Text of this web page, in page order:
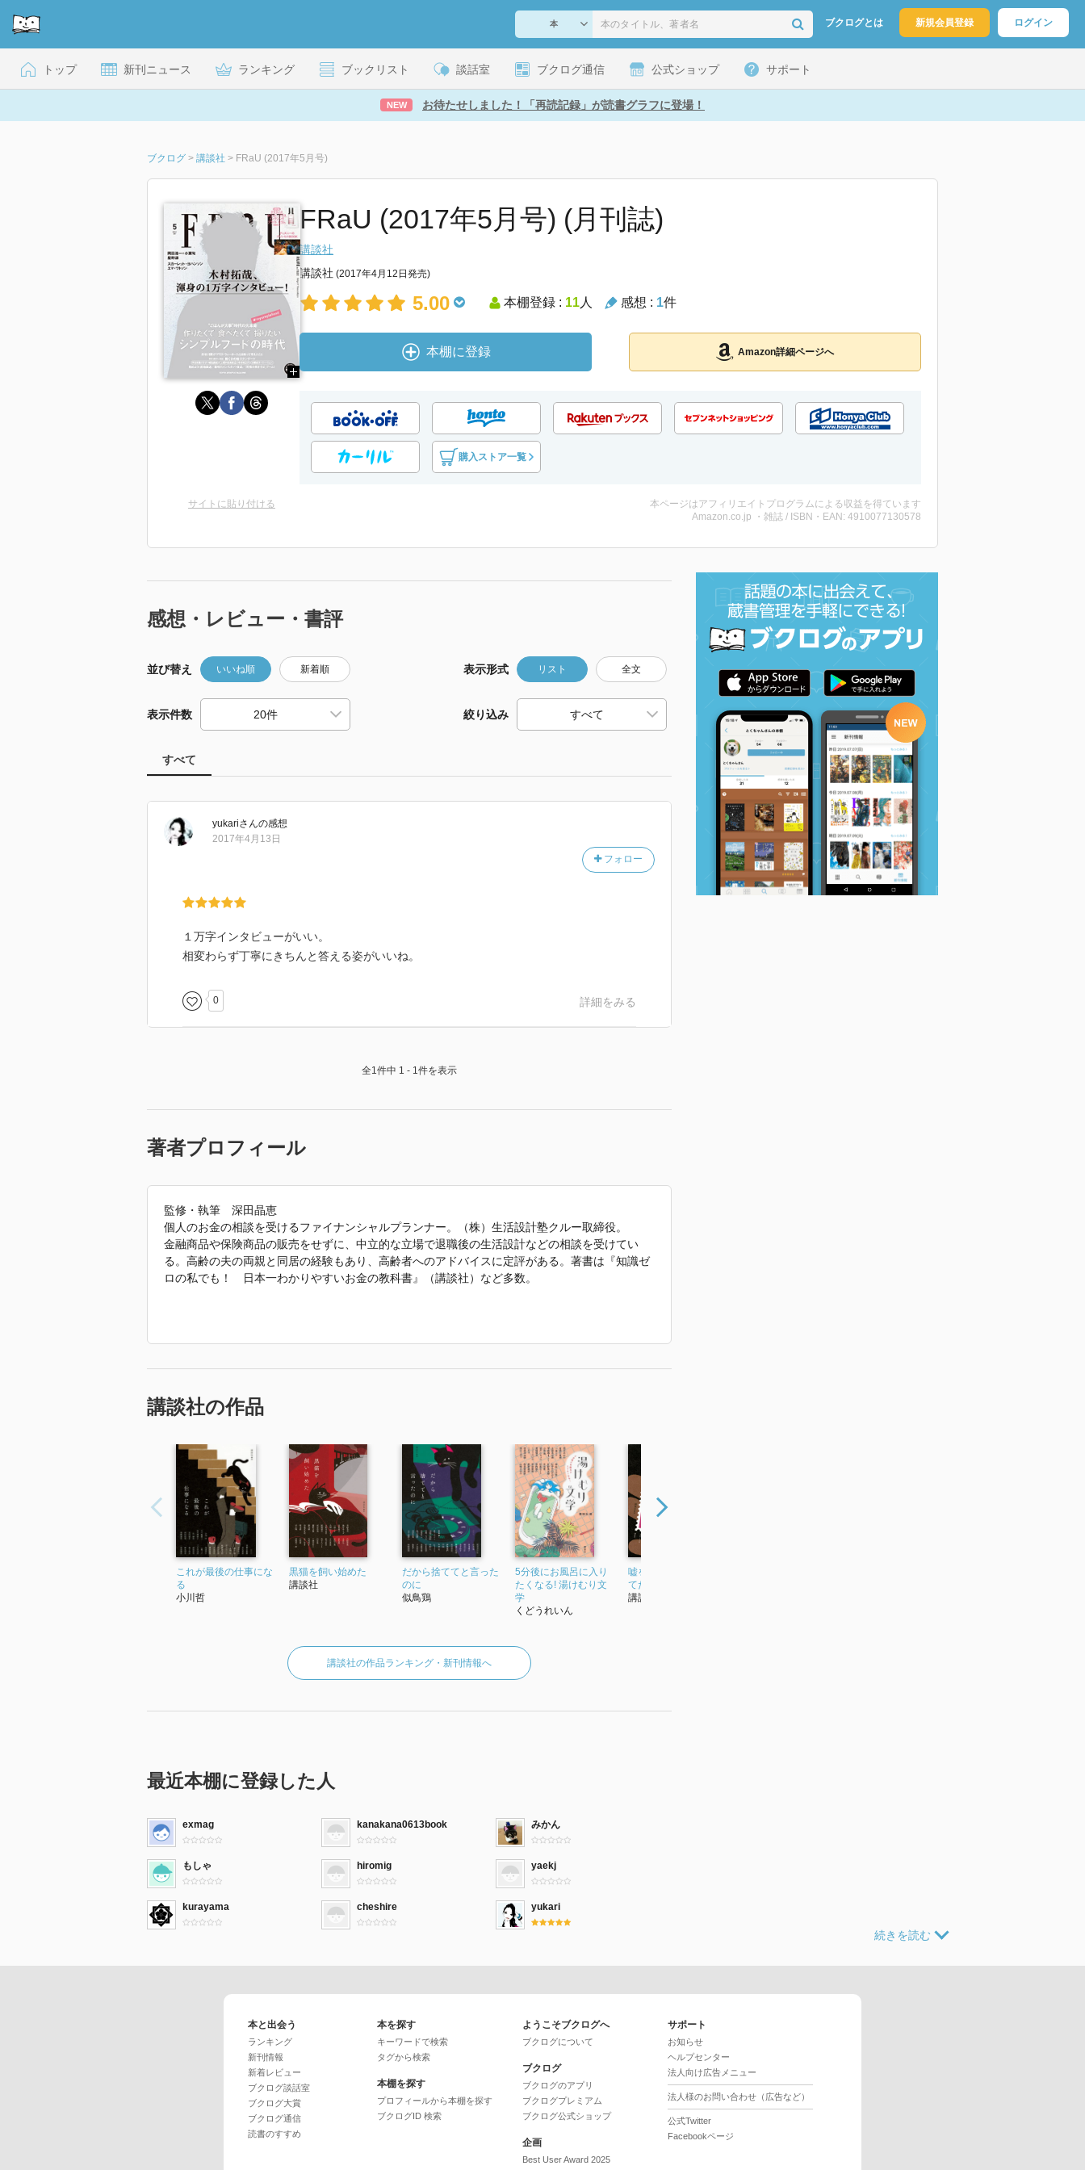
ブクログとは 新規会員登録 ログイン
トップ 新刊ニュース ランキング ブックリスト 談話室 ブクログ通信 公式ショップ サポート
NEW お待たせしました！「再読記録」が読書グラフに登場！
ブクログ > 講談社 > FRaU (2017年5月号)
FRaU (2017年5月号) (月刊誌)
講談社
講談社 (2017年4月12日発売)
5.00 本棚登録 : 11人 感想 : 1件
本棚に登録 Amazon詳細ページへ
購入ストア一覧
サイトに貼り付ける
本ページはアフィリエイトプログラムによる収益を得ています
Amazon.co.jp ・雑誌 / ISBN・EAN: 4910077130578
感想・レビュー・書評
並び替え いいね順 新着順 表示形式 リスト 全文
表示件数 絞り込み
すべて
yukariさんの感想
フォロー
2017年4月13日
１万字インタビューがいい。
相変わらず丁寧にきちんと答える姿がいいね。
0 詳細をみる
全1件中 1 - 1件を表示
著者プロフィール
監修・執筆 深田晶恵
個人のお金の相談を受けるファイナンシャルプランナー。（株）生活設計塾クルー取締役。
金融商品や保険商品の販売をせずに、中立的な立場で退職後の生活設計などの相談を受けてい
る。高齢の夫の両親と同居の経験もあり、高齢者へのアドバイスに定評がある。著書は『知識ゼ
ロの私でも！ 日本一わかりやすいお金の教科書』（講談社）など多数。
京のサロン・ド・テでシェフパティシエとして勤務したのち、料理研究家として活動。作りやす
週末コラム 『健康になる食生活』東京慈恵会医科大学附属病院 栄養部 濱裕宣・赤石定典
る。栄養のプロの知識と科学に基づいたわかりやすい解説に定評がある。
「2022年 『かんたん年金家計ノート 2023』 で使われていた紹介文から引用しています。」
講談社の作品
これが最後の仕事にな
る
小川哲
黒猫を飼い始めた
講談社
だから捨ててと言った
のに
似鳥鶏
5分後にお風呂に入り
たくなる! 湯けむり文
学
くどうれいん
嘘をついたのは、初め
てだった
講談社
講談社の作品ランキング・新刊情報へ
最近本棚に登録した人
exmag kanakana0613book みかん
もしゃ hiromig yaekj
kurayama cheshire yukari
本と出会う
ランキング
新刊情報
新着レビュー
ブクログ談話室
ブクログ大賞
ブクログ通信
読書のすすめ
本を探す
キーワードで検索
タグから検索
本棚を探す
プロフィールから本棚を探す
ブクログID 検索
ようこそブクログへ
ブクログについて
ブクログ
ブクログのアプリ
ブクログプレミアム
ブクログ公式ショップ
企画
Best User Award 2025
サポート
お知らせ
ヘルプセンター
法人向け広告メニュー
法人様のお問い合わせ（広告など）
公式Twitter
Facebookページ